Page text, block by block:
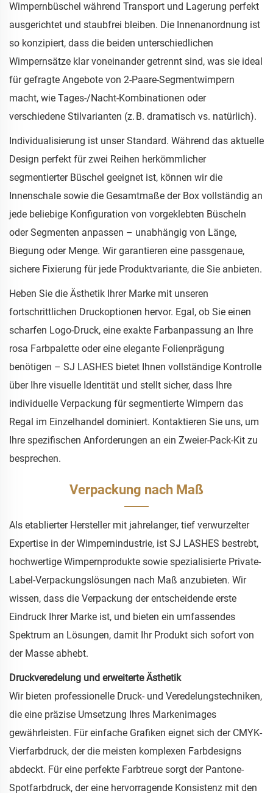
Wimpernbüschel während Transport und Lagerung perfekt
ausgerichtet und staubfrei bleiben. Die Innenanordnung ist
so konzipiert, dass die beiden unterschiedlichen
Wimpernsätze klar voneinander getrennt sind, was sie ideal
für gefragte Angebote von 2-Paare-Segmentwimpern
macht, wie Tages-/Nacht-Kombinationen oder
verschiedene Stilvarianten (z. B. dramatisch vs. natürlich).
Individualisierung ist unser Standard. Während das aktuelle
Design perfekt für zwei Reihen herkömmlicher
segmentierter Büschel geeignet ist, können wir die
Innenschale sowie die Gesamtmaße der Box vollständig an
jede beliebige Konfiguration von vorgeklebten Büscheln
oder Segmenten anpassen – unabhängig von Länge,
Biegung oder Menge. Wir garantieren eine passgenaue,
sichere Fixierung für jede Produktvariante, die Sie anbieten.
Heben Sie die Ästhetik Ihrer Marke mit unseren
fortschrittlichen Druckoptionen hervor. Egal, ob Sie einen
scharfen Logo-Druck, eine exakte Farbanpassung an Ihre
rosa Farbpalette oder eine elegante Folienprägung
benötigen – SJ LASHES bietet Ihnen vollständige Kontrolle
über Ihre visuelle Identität und stellt sicher, dass Ihre
individuelle Verpackung für segmentierte Wimpern das
Regal im Einzelhandel dominiert. Kontaktieren Sie uns, um
Ihre spezifischen Anforderungen an ein Zweier-Pack-Kit zu
besprechen.
Verpackung nach Maß
Als etablierter Hersteller mit jahrelanger, tief verwurzelter
Expertise in der Wimpernindustrie, ist SJ LASHES bestrebt,
hochwertige Wimpernprodukte sowie spezialisierte Private-
Label-Verpackungslösungen nach Maß anzubieten. Wir
wissen, dass die Verpackung der entscheidende erste
Eindruck Ihrer Marke ist, und bieten ein umfassendes
Spektrum an Lösungen, damit Ihr Produkt sich sofort von
der Masse abhebt.
Druckveredelung und erweiterte Ästhetik
Wir bieten professionelle Druck- und Veredelungstechniken,
die eine präzise Umsetzung Ihres Markenimages
gewährleisten. Für einfache Grafiken eignet sich der CMYK-
Vierfarbdruck, der die meisten komplexen Farbdesigns
abdeckt. Für eine perfekte Farbtreue sorgt der Pantone-
Spotfarbdruck, der eine hervorragende Konsistenz mit den